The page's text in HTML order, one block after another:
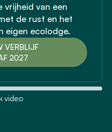
vrijheid van een
de rust en het
eigen ecolodge.
VERBLIJF
2027
video